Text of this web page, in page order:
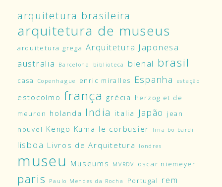
arquitetura brasileira
arquitetura de museus
arquitetura grega Arquitetura Japonesa
australia
Barcelona biblioteca bienal brasil
casa Copenhague enric miralles Espanha estação
estocolmo frança grécia
herzog et de
meuron holanda India italia Japão
jean
nouvel Kengo Kuma le corbusier lina bo bardi
lisboa Livros de Arquitetura londres
museu Museums MVRDV oscar niemeyer
paris Paulo Mendes da Rocha Portugal rem